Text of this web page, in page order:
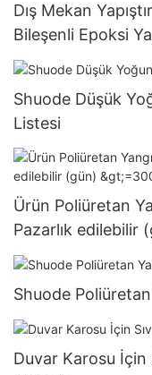
Dış Mekan
Bileşenli Epoksi
Shuode Düşük
Listesi
Ürün Poliüretan
Pazarlık edilebilir
Tedarikçiler
Shuode Poliüretan
Duvar Karosu İçin